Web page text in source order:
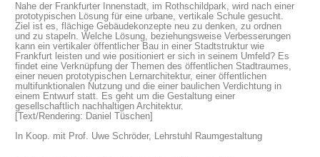
Nahe der Frankfurter Innenstadt, im Rothschildpark, wird nach einer
prototypischen Lösung für eine urbane, vertikale Schule gesucht.
Ziel ist es, flächige Gebäudekonzepte neu zu denken, zu ordnen
und zu stapeln. Welche Lösung, beziehungsweise Verbesserungen
kann ein vertikaler öffentlicher Bau in einer Stadtstruktur wie
Frankfurt leisten und wie positioniert er sich in seinem Umfeld? Es
findet eine Verknüpfung der Themen des öffentlichen Stadtraumes,
einer neuen prototypischen Lernarchitektur, einer öffentlichen
multifunktionalen Nutzung und die einer baulichen Verdichtung in
einem Entwurf statt. Es geht um die Gestaltung einer
gesellschaftlich nachhaltigen Architektur.
[Text/Rendering: Daniel Tüschen]
In Koop. mit Prof. Uwe Schröder, Lehrstuhl Raumgestaltung